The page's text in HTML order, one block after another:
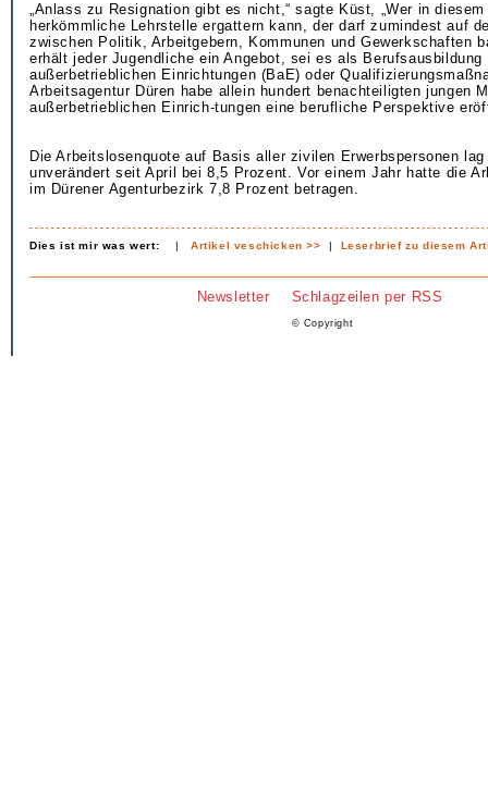
„Anlass zu Resignation gibt es nicht,“ sagte Küst, „Wer in
herkömmliche Lehrstelle ergattern kann, der darf zumindest auf
zwischen Politik, Arbeitgebern, Kommunen und Gewerkschaften
erhält jeder Jugendliche ein Angebot, sei es als Berufsausbildung
außerbetrieblichen Einrichtungen (BaE) oder
Arbeitsagentur Düren habe allein hundert benachteiligten jungen
außerbetrieblichen Einrich-tungen eine berufliche Perspektive
Die Arbeitslosenquote auf Basis aller zivilen Erwerbspersonen
unverändert seit April bei 8,5 Prozent. Vor einem Jahr hatte die
im Dürener Agenturbezirk 7,8 Prozent betragen.
Dies ist mir was wert: |Artikel veschicken >> | Leserbrief zu diesem
Newsletter Schlagzeilen per RSS
© Copyright